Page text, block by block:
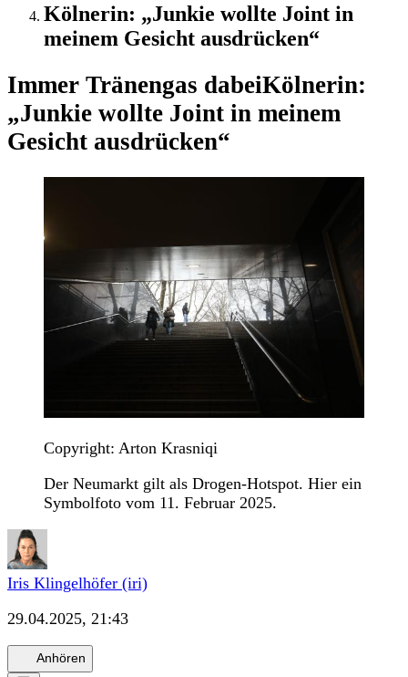
Kölnerin: „Junkie wollte Joint in
meinem Gesicht ausdrücken“
Immer Tränengas dabeiKölnerin:
„Junkie wollte Joint in meinem
Gesicht ausdrücken“
Copyright: Arton Krasniqi
Der Neumarkt gilt als Drogen-Hotspot. Hier ein
Symbolfoto vom 11. Februar 2025.
Iris Klingelhöfer (iri)
29.04.2025, 21:43
Anhören